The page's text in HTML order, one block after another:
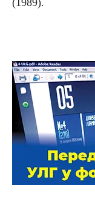
(1989).